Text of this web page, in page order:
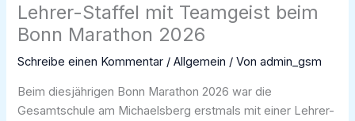
Lehrer-Staffel mit Teamgeist beim
Bonn Marathon 2026
Schreibe einen Kommentar /Allgemein / Vonadmin_gsm
Beim diesjährigen Bonn Marathon 2026 war die
Gesamtschule am Michaelsberg erstmals mit einer Lehrer-